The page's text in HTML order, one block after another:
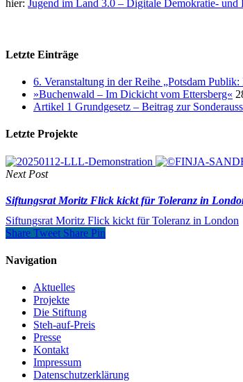
hier: Jugend im Land 3.0 – Digitale Demokratie-
Letzte Einträge
6. Veranstaltung in der Reihe „Potsdam
»Buchenwald – Im Dickicht vom Ettersberg«
Artikel 1 Grundgesetz – Beitrag zur
Letzte Projekte
Next Post
Siftungsrat Moritz Flick kickt für Toleranz in
Siftungsrat Moritz Flick kickt für Toleranz in London
Share Tweet Share Pin
Navigation
Aktuelles
Projekte
Die Stiftung
Steh-auf-Preis
Presse
Kontakt
Impressum
Datenschutzerklärung